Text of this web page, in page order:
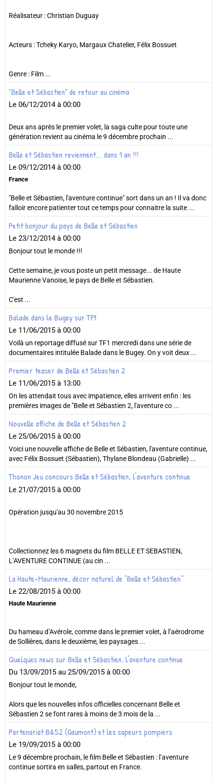
Réalisateur : Christian Duguay
Acteurs : Tcheky Karyo, Margaux Chatelier, Félix Bossuet
Genre : Film ...
"Belle et Sébastien" de retour au cinéma
Le 06/12/2014 à 00:00
Deux ans après le premier volet, la saga culte pour toute une
génération revient au cinéma le 9 décembre prochain ...
Belle et Sébastien reviennent... dans 1 an !!!
Le 09/12/2014 à 00:00
France
"Belle et Sébastien, l'aventure continue" sort dans un an ! Il va donc
falloir encore patienter tout ce temps pour connaitre la suite ...
Petit bonjour du pays de Belle et Sébastien
Le 23/12/2014 à 00:00
Bonjour tout le monde !!!
Cette semaine, je vous poste un petit message... de Haute
Maurienne Vanoise, le pays de Belle et Sébastien.
C'est ...
Balade dans le Bugey sur TF1
Le 11/06/2015 à 00:00
Voilà un reportage diffusé sur TF1 mercredi dans une série de
documentaires intitulée Balade dans le Bugey. On y voit deux ...
Premier teaser de Belle et Sébastien 2
Le 11/06/2015 à 13:00
On les attendait tous avec impatience, elles arrivent enfin : les
premières images de "Belle et Sébastien 2, l'aventure co ...
Nouvelle affiche de Belle et Sébastien 2
Le 25/06/2015 à 00:00
Voici une nouvelle affiche de Belle et Sébastien, l'aventure continue,
avec Félix Bossuet (Sébastien), Thylane Blondeau (Gabrielle) ...
Thonon Jeu concours Belle et Sébastien, l'aventure continue
Le 21/07/2015 à 00:00
Opération jusqu'au 30 novembre 2015
Collectionnez les 6 magnets du film BELLE ET SEBASTIEN,
L’AVENTURE CONTINUE (au cin ...
La Haute-Maurienne, décor naturel de “Belle et Sébastien”
Le 22/08/2015 à 00:00
Haute Maurienne
Du hameau d’Avérole, comme dans le premier volet, à l’aérodrome
de Sollières, dans le deuxième, les paysages ...
Quelques news sur Belle et Sébastien, l'aventure continue
Du 13/09/2015 au 25/09/2015 à 00:00
Bonjour tout le monde,
Alors que les nouvelles infos officielles concernant Belle et
Sébastien 2 se font rares à moins de 3 mois de la ...
Partenariat B&S2 (Gaumont) et les sapeurs pompiers
Le 19/09/2015 à 00:00
Le 9 décembre prochain, le film Belle et Sébastien : l’aventure
continue sortira en salles, partout en France.